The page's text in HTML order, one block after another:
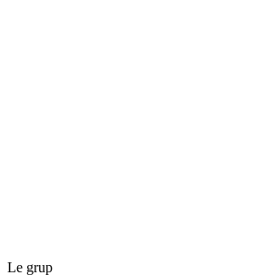
Le grup